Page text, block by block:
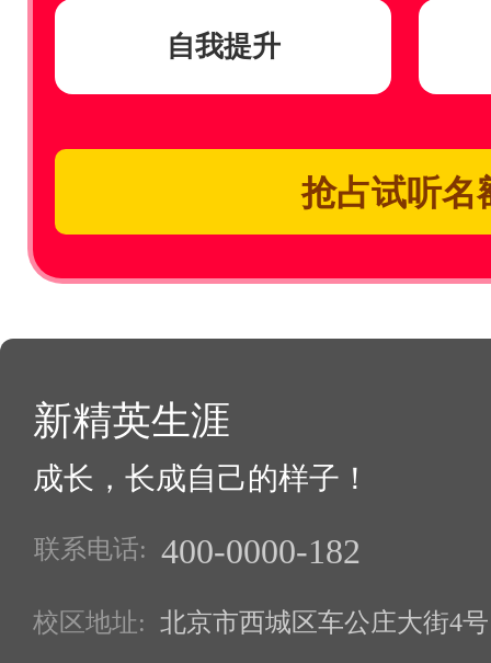
自我提升
抢占试听名
新精英生涯
成长，长成自己的样子！
联系电话: 400-0000-182
校区地址: 北京市西城区车公庄大街4